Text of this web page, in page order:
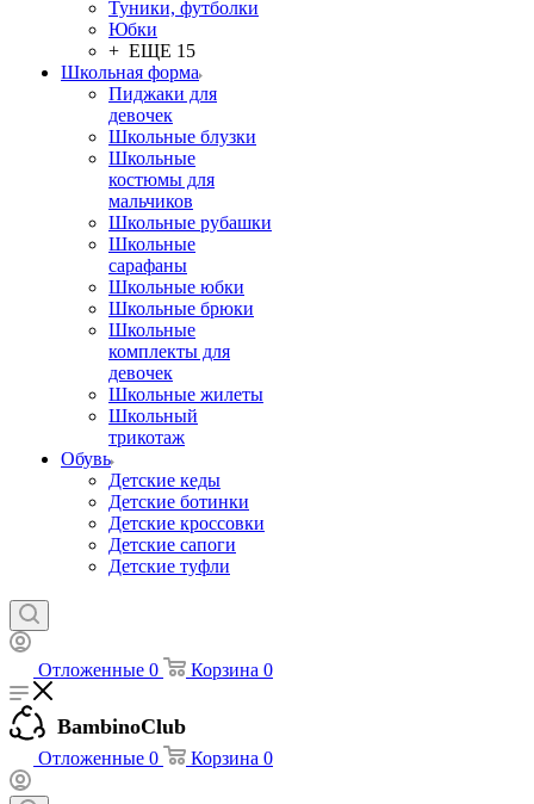
Туники, футболки
Юбки
+ ЕЩЕ 15
Школьная форма
Пиджаки для
девочек
Школьные блузки
Школьные
костюмы для
мальчиков
Школьные рубашки
Школьные
сарафаны
Школьные юбки
Школьные брюки
Школьные
комплекты для
девочек
Школьные жилеты
Школьный
трикотаж
Обувь
Детские кеды
Детские ботинки
Детские кроссовки
Детские сапоги
Детские туфли
Отложенные 0 Корзина 0
BambinoClub
Отложенные 0 Корзина 0